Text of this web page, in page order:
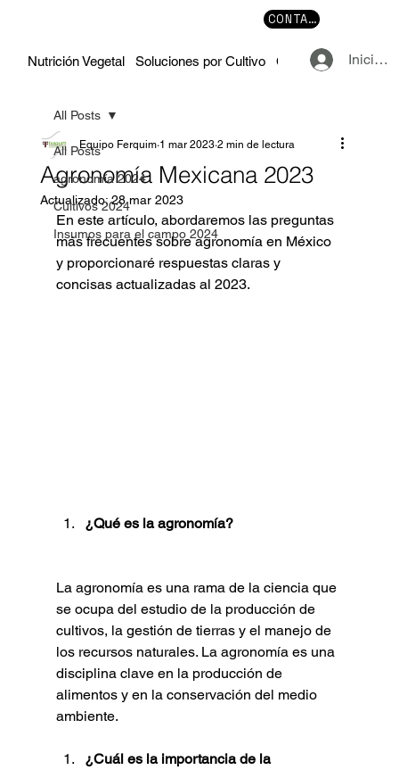
Nutrición Vegetal Soluciones por Cultivo Cursos y Manuales
CONTACTO
Iniciar
All Posts
agronomía 2024
Cultivos 2024
Insumos para el campo 2024
All Posts
Agronomía Mexicana 2023
Equipo Ferquim 1 mar 2023 2 min de lectura
Actualizado:28 mar 2023
En este artículo, abordaremos las preguntas
más frecuentes sobre agronomía en México
y proporcionaré respuestas claras y
concisas actualizadas al 2023.
¿Qué es la agronomía?
La agronomía es una rama de la ciencia que
se ocupa del estudio de la producción de
cultivos, la gestión de tierras y el manejo de
los recursos naturales. La agronomía es una
disciplina clave en la producción de
alimentos y en la conservación del medio
ambiente.
¿Cuál es la importancia de la